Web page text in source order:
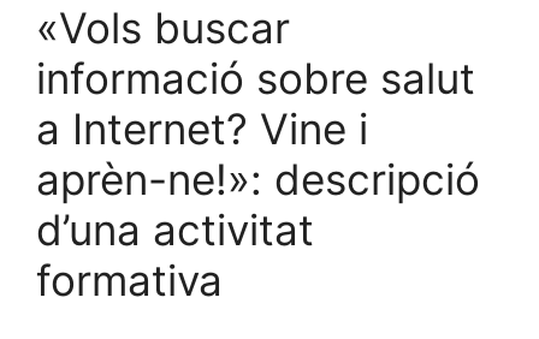
«Vols buscar
informació sobre salut
a Internet? Vine i
aprèn-ne!»: descripció
d’una activitat
formativa